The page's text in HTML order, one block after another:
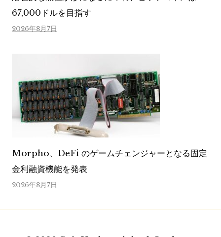
67,000ドルを目指す
2026年8月7日
Morpho、DeFi のゲームチェンジャーとなる固定
金利融資機能を発表
2026年8月7日